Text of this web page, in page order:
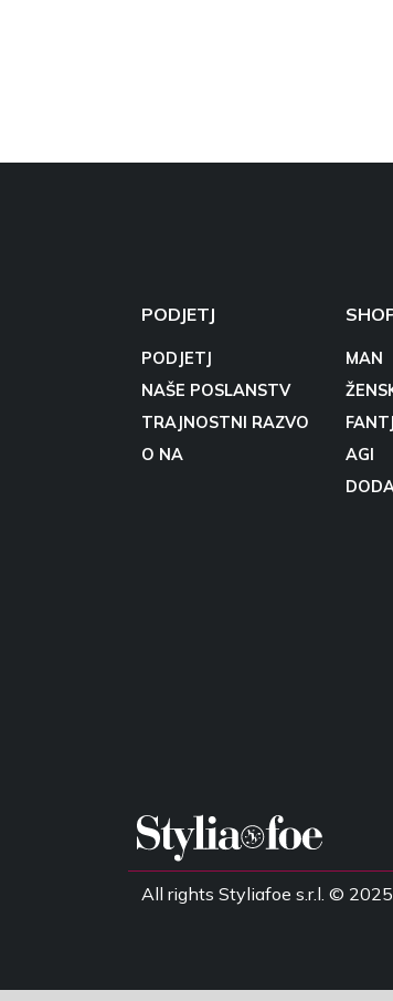
PODJETJ
PODJETJ
NAŠE POSLANSTV
TRAJNOSTNI RAZVO
O NA
MAN
AGI
All rights Styliafoe s.r.l. ©